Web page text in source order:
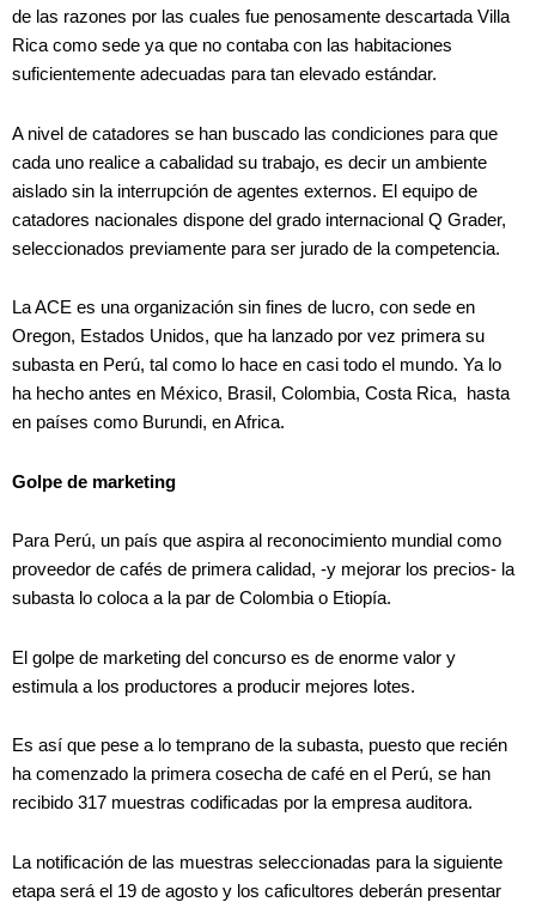
de las razones por las cuales fue penosamente descartada Villa
Rica como sede ya que no contaba con las habitaciones
suficientemente adecuadas para tan elevado estándar.
A nivel de catadores se han buscado las condiciones para que
cada uno realice a cabalidad su trabajo, es decir un ambiente
aislado sin la interrupción de agentes externos. El equipo de
catadores nacionales dispone del grado internacional Q Grader,
seleccionados previamente para ser jurado de la competencia.
La ACE es una organización sin fines de lucro, con sede en
Oregon, Estados Unidos, que ha lanzado por vez primera su
subasta en Perú, tal como lo hace en casi todo el mundo. Ya lo
ha hecho antes en México, Brasil, Colombia, Costa Rica, hasta
en países como Burundi, en Africa.
Golpe de marketing
Para Perú, un país que aspira al reconocimiento mundial como
proveedor de cafés de primera calidad, -y mejorar los precios- la
subasta lo coloca a la par de Colombia o Etiopía.
El golpe de marketing del concurso es de enorme valor y
estimula a los productores a producir mejores lotes.
Es así que pese a lo temprano de la subasta, puesto que recién
ha comenzado la primera cosecha de café en el Perú, se han
recibido 317 muestras codificadas por la empresa auditora.
La notificación de las muestras seleccionadas para la siguiente
etapa será el 19 de agosto y los caficultores deberán presentar